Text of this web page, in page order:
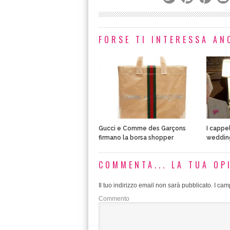
FORSE TI INTERESSA
Gucci e Comme des Garçons
firmano la borsa shopper
I
COMMENTA... LA TUA
Il tuo indirizzo email non sarà pubblicato. I
Commento